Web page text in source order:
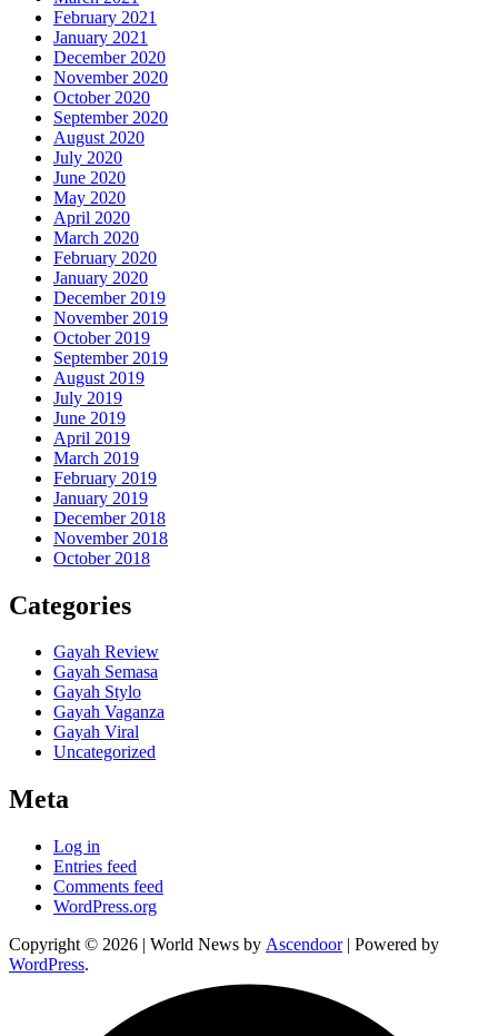
February 2021
January 2021
December 2020
November 2020
October 2020
September 2020
August 2020
July 2020
June 2020
May 2020
April 2020
March 2020
February 2020
January 2020
December 2019
November 2019
October 2019
September 2019
August 2019
July 2019
June 2019
April 2019
March 2019
February 2019
January 2019
December 2018
November 2018
October 2018
Categories
Gayah Review
Gayah Semasa
Gayah Stylo
Gayah Vaganza
Gayah Viral
Uncategorized
Meta
Log in
Entries feed
Comments feed
WordPress.org
Copyright © 2026 | World News by Ascendoor| Powered by
WordPress.